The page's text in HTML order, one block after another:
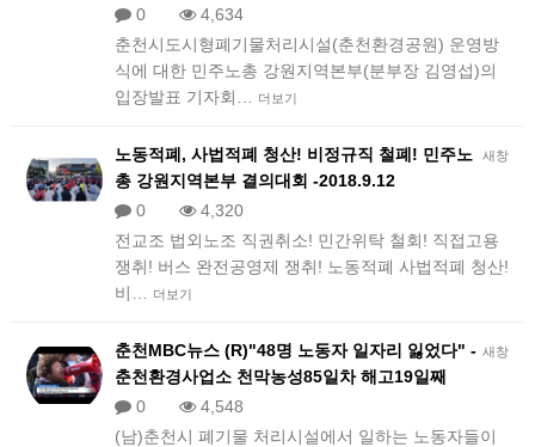
0
4,634
춘천시도시형폐기물처리시설(춘천환경공원) 운영방
식에 대한 민주노총 강원지역본부(분부장 김영섭)의
입장발표 기자회…
더보기
새창
노동적폐, 사법적폐 청산! 비정규직 철폐! 민주노
총 강원지역본부 결의대회 -2018.9.12
0
4,320
전교조 법외노조 직권취소! 민간위탁 철회! 직접고용
쟁취! 버스 완전공영제 쟁취! 노동적폐 사법적폐 청산!
비…
더보기
새창
춘천MBC뉴스 (R)"48명 노동자 일자리 잃었다" -
춘천환경사업소 천막농성85일차 해고19일째
0
4,548
(남)춘천시 폐기물 처리시설에서 일하는 노동자들이